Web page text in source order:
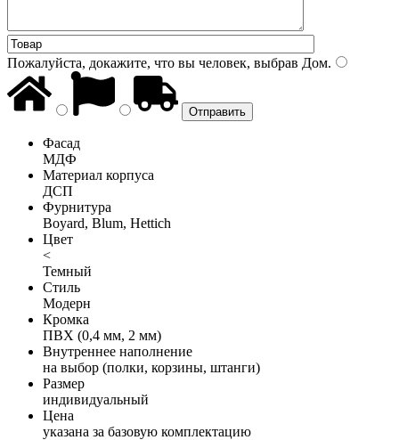
Пожалуйста, докажите, что вы человек, выбрав Дом.
Фасад
МДФ
Материал корпуса
ДСП
Фурнитура
Boyard, Blum, Hettich
Цвет
<
Темный
Стиль
Модерн
Кромка
ПВХ (0,4 мм, 2 мм)
Внутреннее наполнение
на выбор (полки, корзины, штанги)
Размер
индивидуальный
Цена
указана за базовую комплектацию